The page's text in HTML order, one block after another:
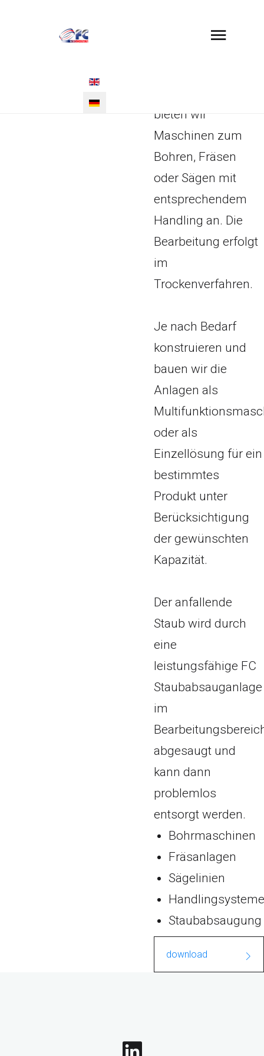
Select your language
4.2
bieten wir
Maschinen zum
Bohren, Fräsen
oder Sägen mit
entsprechendem
Handling an. Die
Bearbeitung erfolgt
im
Trockenverfahren.
Je nach Bedarf
konstruieren und
bauen wir die
Anlagen als
oder als
Einzellösung für ein
bestimmtes
Produkt unter
Berücksichtigung
der gewünschten
Kapazität.
Der anfallende
Staub wird durch
eine
leistungsfähige FC
Staubabsauganlage
im
abgesaugt und
kann dann
problemlos
entsorgt werden.
Bohrmaschinen
Fräsanlagen
Sägelinien
Staubabsaugung
download